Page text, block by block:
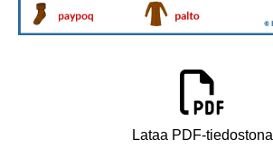
Lataa PDF-tiedostona